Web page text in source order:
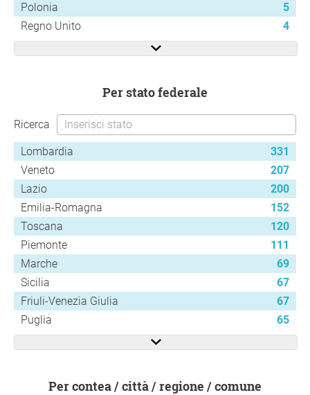
Polonia
5
Regno Unito
4
per stato federale
Ricerca
Lombardia
331
Veneto
207
Lazio
200
Emilia-Romagna
152
Toscana
120
Piemonte
111
Marche
69
Sicilia
67
Friuli-Venezia Giulia
67
Puglia
65
per contea / città / regione / comune